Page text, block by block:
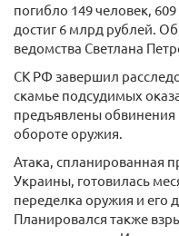
погибло 149 человек,
достиг 6 млрд рублей.
ведомства Светлана
СК РФ завершил
скамье подсудимых
предъявлены
обороте оружия.
Атака, спланированная
Украины, готовилась
переделка оружия и его
Планировался также